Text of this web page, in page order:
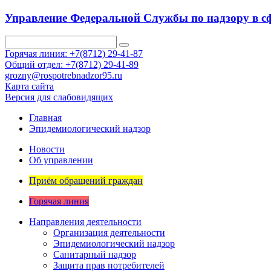
Управление Федеральной Службы по надзору в
Горячая линия: +7(8712) 29-41-87
Общий отдел: +7(8712) 29-41-89
grozny@rospotrebnadzor95.ru
Карта сайта
Версия для слабовидящих
Главная
Эпидемиологический надзор
Новости
Об управлении
Приём обращений граждан
Горячая линия
Направления деятельности
Организация деятельности
Эпидемиологический надзор
Санитарный надзор
Защита прав потребителей